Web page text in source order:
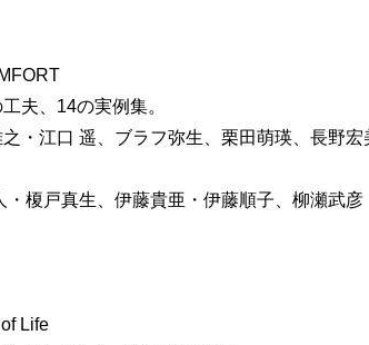
夫、14の実例集。
・江口 遥、ブラフ弥生、栗田萌瑛、長野
・榎戸真生、伊藤貴亜・伊藤順子、柳瀬武
Life